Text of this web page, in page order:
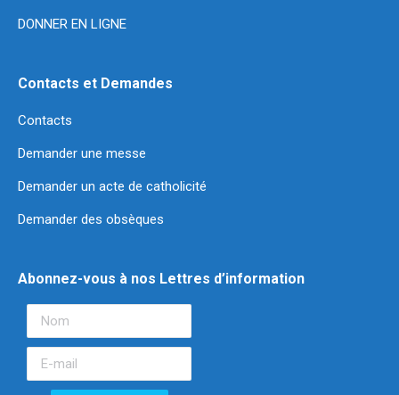
DONNER EN LIGNE
Contacts et Demandes
Contacts
Demander une messe
Demander un acte de catholicité
Demander des obsèques
Abonnez-vous à nos Lettres d’information